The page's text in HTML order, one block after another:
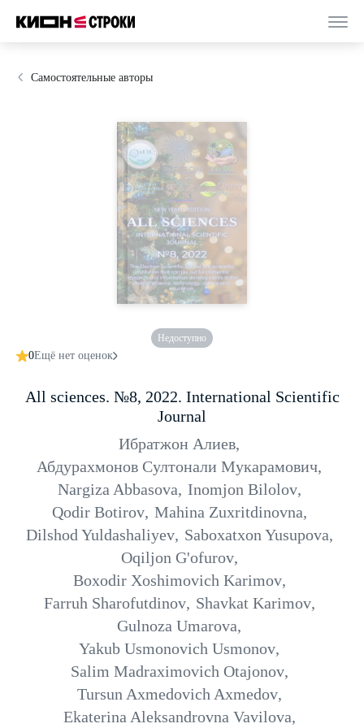
Самостоятельные авторы
Недоступно
0Ещё нет оценок
All sciences. №8, 2022. International Scientific
Journal
Ибратжон Алиев,
Абдурахмонов Султонали Мукарамович,
Nargiza Abbasova, Inomjon Bilolov,
Qodir Botirov, Mahina Zuxritdinovna,
Dilshod Yuldashaliyev, Saboxatxon Yusupova,
Oqiljon G'ofurov,
Boxodir Xoshimovich Karimov,
Farruh Sharofutdinov, Shavkat Karimov,
Gulnoza Umarova,
Yakub Usmonovich Usmonov,
Salim Madraximovich Otajonov,
Tursun Axmedovich Axmedov,
Ekaterina Aleksandrovna Vavilova,